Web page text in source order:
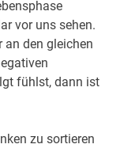
vor uns sehen.
an den gleichen
fühlst, dann ist
zu sortieren